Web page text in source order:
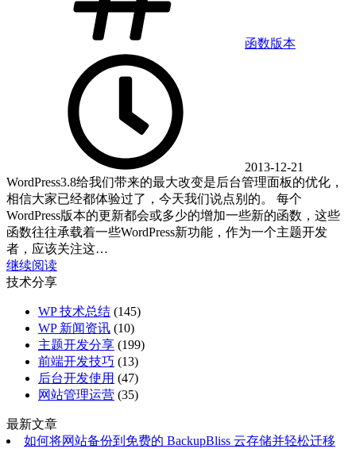
函数版本
2013-12-21
WordPress3.8给我们带来的最大改变是后台管理面板的优化，
相信大家已经都体验过了，今天我们说点别的。 每个
WordPress版本的更新都会或多少的增加一些新的函数，这些
函数往往承载着一些WordPress新功能，作为一个主题开发
者，应该关注这…
继续阅读
技术分享
WP 技术总结 (145)
WP 新闻资讯 (10)
主题开发分享 (199)
前端开发技巧 (13)
后台开发使用 (47)
网站管理运营 (35)
最新文章
如何将网站备份到免费的 BackupBliss 云存储并轻松迁移